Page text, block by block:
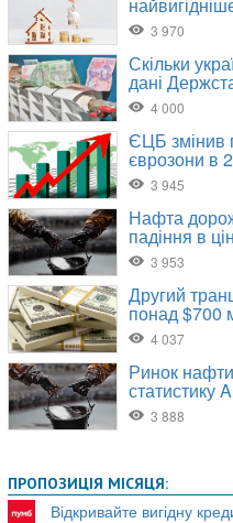
ПРОПОЗИЦІЯ МІСЯЦЯ:
Відкривайте вигідну